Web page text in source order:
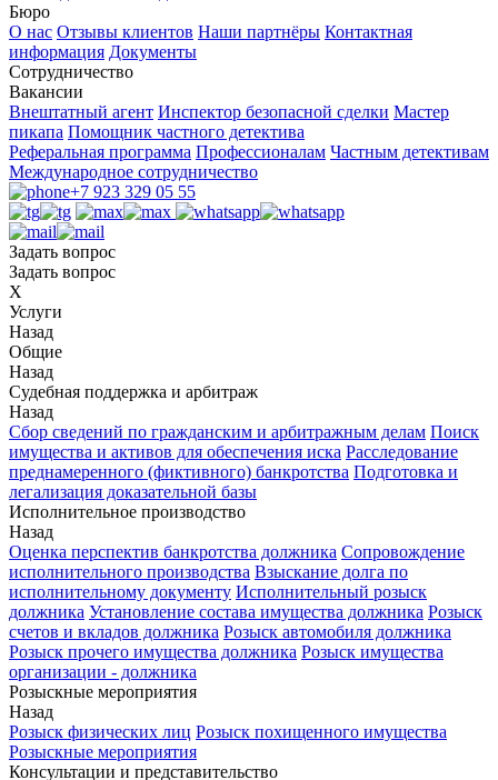
Бюро
О нас Отзывы клиентов Наши партнёры Контактная
информация Документы
Сотрудничество
Вакансии
Внештатный агент Инспектор безопасной сделки Мастер
пикапа Помощник частного детектива
Реферальная программа Профессионалам Частным детективам
Международное сотрудничество
+7 923 329 05 55
Задать вопрос
Задать вопрос
X
Услуги
Назад
Общие
Назад
Судебная поддержка и арбитраж
Назад
Сбор сведений по гражданским и арбитражным делам Поиск
имущества и активов для обеспечения иска Расследование
преднамеренного (фиктивного) банкротства Подготовка и
легализация доказательной базы
Исполнительное производство
Назад
Оценка перспектив банкротства должника Сопровождение
исполнительного производства Взыскание долга по
исполнительному документу Исполнительный розыск
должника Установление состава имущества должника Розыск
счетов и вкладов должника Розыск автомобиля должника
Розыск прочего имущества должника Розыск имущества
организации - должника
Розыскные мероприятия
Назад
Розыск физических лиц Розыск похищенного имущества
Розыскные мероприятия
Консультации и представительство